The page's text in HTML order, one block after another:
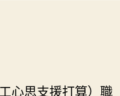
筑
心思支援打算）職